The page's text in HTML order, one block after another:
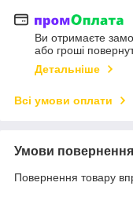
Ви отримаєте
або гроші
Детальніше
Всі умови оплати
Умови повернення
Повернення товару